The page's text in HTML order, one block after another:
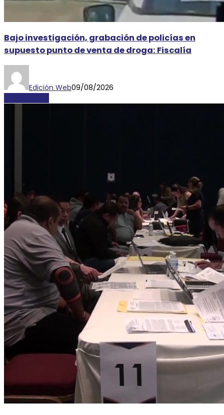
Bajo investigación, grabación de policías en
supuesto punto de venta de droga: Fiscalía
Edición Web09/08/2026